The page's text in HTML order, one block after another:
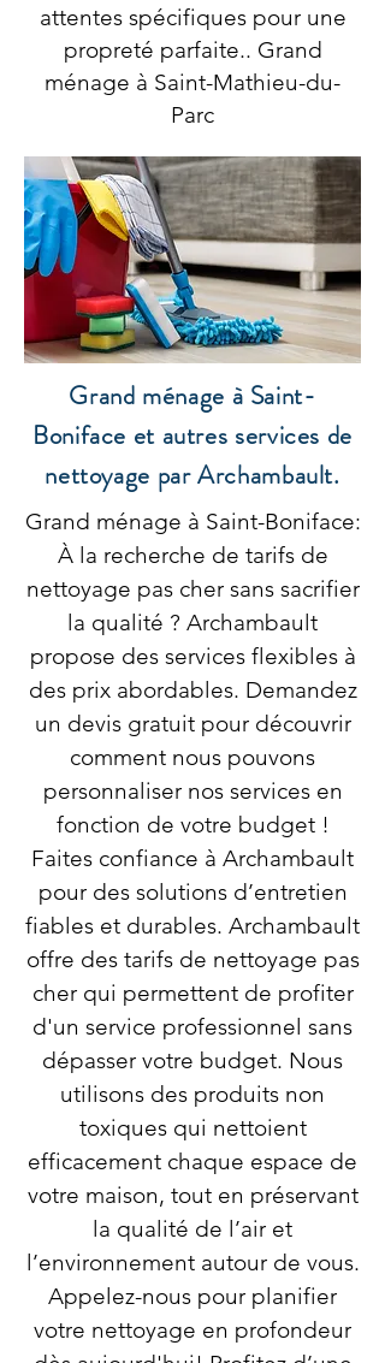
attentes spécifiques pour une
propreté parfaite.. Grand
ménage à Saint-Mathieu-du-
Parc
Grand ménage à Saint-
Boniface et autres services de
nettoyage par Archambault.
Grand ménage à Saint-Boniface:
À la recherche de tarifs de
nettoyage pas cher sans sacrifier
la qualité ? Archambault
propose des services flexibles à
des prix abordables. Demandez
un devis gratuit pour découvrir
comment nous pouvons
personnaliser nos services en
fonction de votre budget !
Faites confiance à Archambault
pour des solutions d’entretien
fiables et durables. Archambault
offre des tarifs de nettoyage pas
cher qui permettent de profiter
d'un service professionnel sans
dépasser votre budget. Nous
utilisons des produits non
toxiques qui nettoient
efficacement chaque espace de
votre maison, tout en préservant
la qualité de l’air et
l’environnement autour de vous.
Appelez-nous pour planifier
votre nettoyage en profondeur